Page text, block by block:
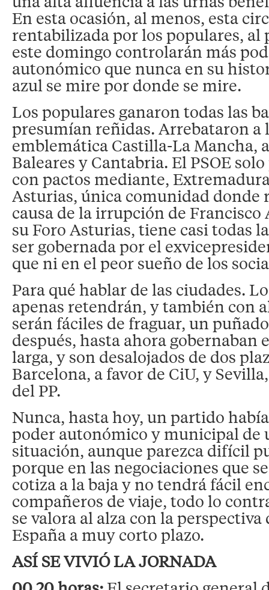
En esta ocasión, al menos, esta
rentabilizada por los populares, al
este domingo controlarán más
autonómico que nunca en su
azul se mire por donde se mire.
Los populares ganaron todas las
presumían reñidas. Arrebataron a
emblemática Castilla-La Mancha,
Baleares y Cantabria. El PSOE
con pactos mediante,
Asturias, única comunidad donde
causa de la irrupción de Francisco
su Foro Asturias, tiene casi todas
ser gobernada por el
que ni en el peor sueño de los
Para qué hablar de las ciudades.
apenas retendrán, y también con
serán fáciles de fraguar, un
después, hasta ahora gobernaban
larga, y son desalojados de dos
Barcelona, a favor de CiU, y
del PP.
Nunca, hasta hoy, un partido
poder autonómico y municipal de
situación, aunque parezca difícil
porque en las negociaciones que
cotiza a la baja y no tendrá fácil
compañeros de viaje, todo lo
se valora al alza con la perspectiva
España a muy corto plazo.
ASÍ SE VIVIÓ LA JORNADA